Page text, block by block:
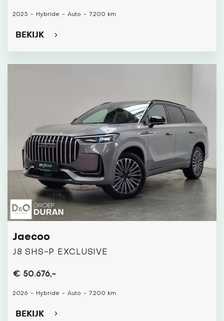
2025 - Hybride - Auto - 7.200 km
BEKIJK
Jaecoo
J8 SHS-P EXCLUSIVE
€ 50.676,-
2026 - Hybride - Auto - 7.200 km
BEKIJK